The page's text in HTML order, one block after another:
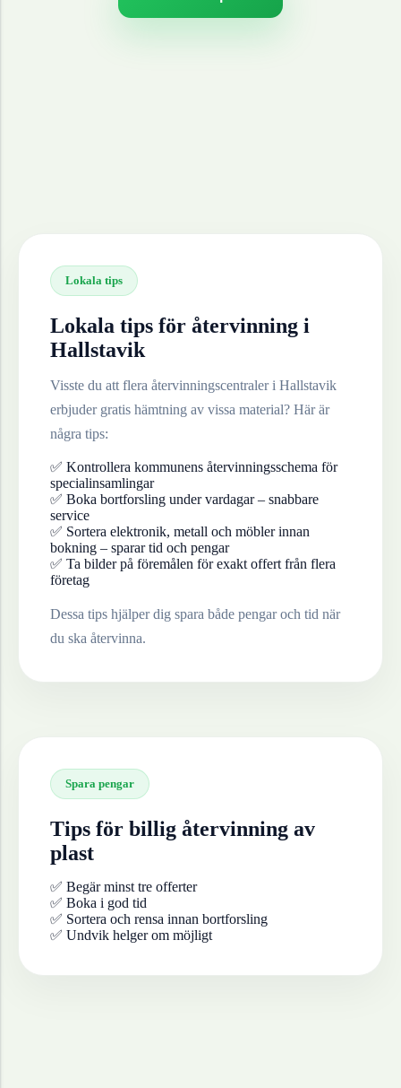
Lokala tips
Lokala tips för återvinning i
Hallstavik
Visste du att flera återvinningscentraler i Hallstavik
erbjuder gratis hämtning av vissa material? Här är
några tips:
✅ Kontrollera kommunens återvinningsschema för
specialinsamlingar
✅ Boka bortforsling under vardagar – snabbare
service
✅ Sortera elektronik, metall och möbler innan
bokning – sparar tid och pengar
✅ Ta bilder på föremålen för exakt offert från flera
företag
Dessa tips hjälper dig spara både pengar och tid när
du ska återvinna.
Spara pengar
Tips för billig återvinning av
plast
✅ Begär minst tre offerter
✅ Boka i god tid
✅ Sortera och rensa innan bortforsling
✅ Undvik helger om möjligt